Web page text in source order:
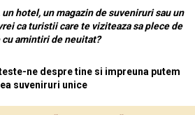
hotel, un magazin de suveniruri sau un
ca turistii care te viziteaza sa plece de
cu amintiri de neuitat?
ne despre tine si impreuna putem
suveniruri unice